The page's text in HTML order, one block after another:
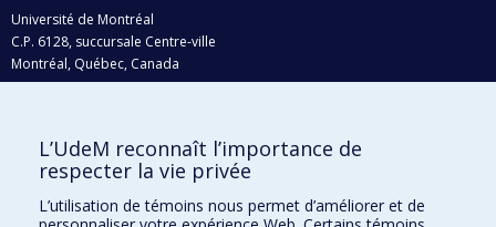
Université de Montréal
C.P. 6128, succursale Centre-ville
Montréal, Québec, Canada
H3C 3J7
Qui fait quoi?
Nous trouver
L’UdeM reconnaît l’importance de
respecter la vie privée
L’utilisation de témoins nous permet d’améliorer et de